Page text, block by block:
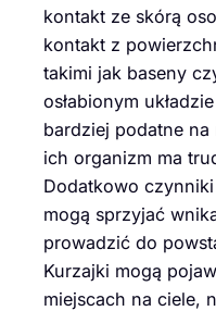
kontakt ze skórą
kontakt z
takimi jak baseny
osłabionym
bardziej podatne
ich organizm ma
Dodatkowo
mogą sprzyjać
prowadzić do
Kurzajki mogą
miejscach na ciele,